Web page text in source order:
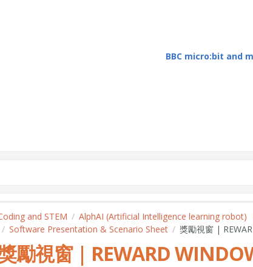
BBC micro:bit and
and STEM AlphAI (Artificial Intelligence learning robot)
Software Presentation & Scenario Sheet
獎勵視窗 |
勵視窗 | REWARD